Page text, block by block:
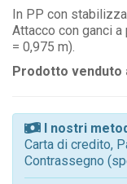
In PP con
Attacco con ganci
= 0,975 m).
Prodotto venduto
I nostri
Carta di credito,
Contrassegno